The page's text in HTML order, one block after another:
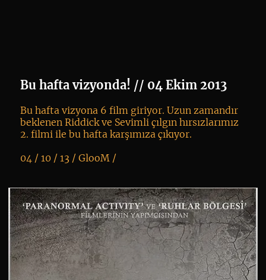
Bu hafta vizyonda! // 04 Ekim 2013
Bu hafta vizyona 6 film giriyor. Uzun zamandır
beklenen Riddick ve Sevimli çılgın hırsızlarımız
2. filmi ile bu hafta karşımıza çıkıyor.
04 / 10 / 13 / GlooM/